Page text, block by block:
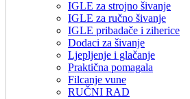
IGLE za strojno šivanje
IGLE za ručno šivanje
IGLE pribadače i ziherice
Dodaci za šivanje
Ljepljenje i glačanje
Praktična pomagala
Filcanje vune
RUČNI RAD